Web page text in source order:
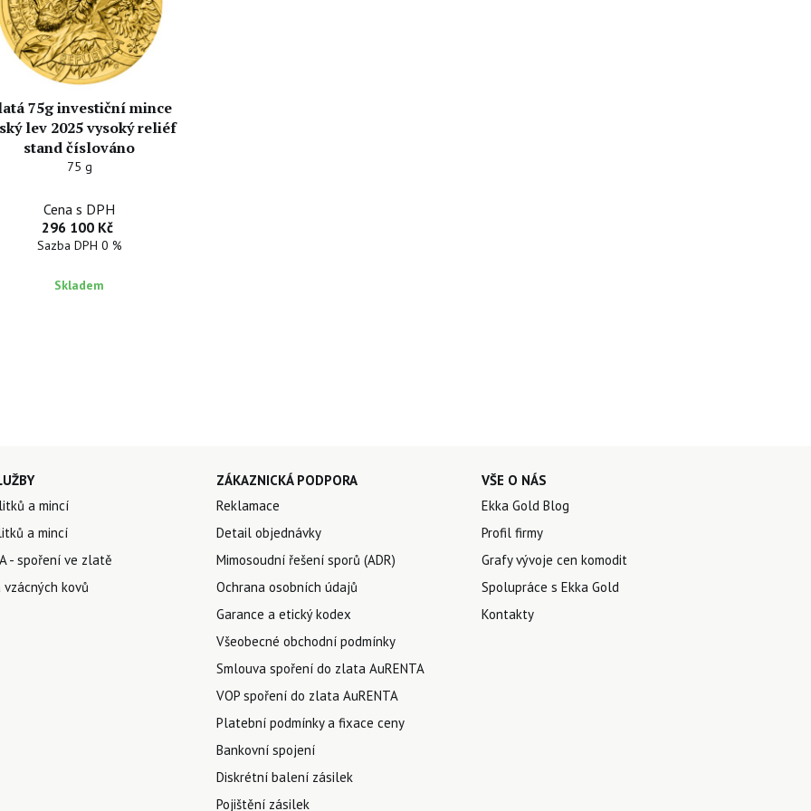
75g investiční mince
lev 2025 vysoký reliéf
stand číslováno
75 g
Cena s DPH
296 100 Kč
Sazba DPH 0 %
Skladem
a mincí
a mincí
- spoření ve zlatě
vzácných kovů
ZÁKAZNICKÁ PODPORA
Reklamace
Detail objednávky
Mimosoudní řešení sporů (ADR)
Ochrana osobních údajů
Garance a etický kodex
Všeobecné obchodní podmínky
Smlouva spoření do zlata AuRENTA
VOP spoření do zlata AuRENTA
Platební podmínky a fixace ceny
Bankovní spojení
Diskrétní balení zásilek
Pojištění zásilek
VŠE O NÁS
Ekka Gold Blog
Profil firmy
Grafy vývoje cen komodit
Spolupráce s Ekka Gold
Kontakty